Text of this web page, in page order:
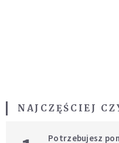
NAJCZĘŚCIEJ
Potrzebujesz